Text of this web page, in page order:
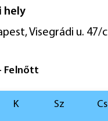
hely
Visegrádi u. 47/c
Felnőtt
K Sz Cs